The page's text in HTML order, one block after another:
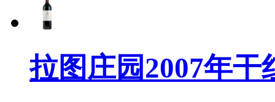
拉图庄园2007年干